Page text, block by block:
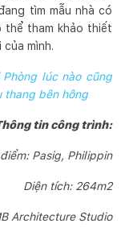
tìm mẫu nhà có
thể tham khảo thiết
mình.
lúc nào cũng
thang bên hông
tin công trình:
Pasig, Philippin
Diện tích: 264m2
Architecture Studio